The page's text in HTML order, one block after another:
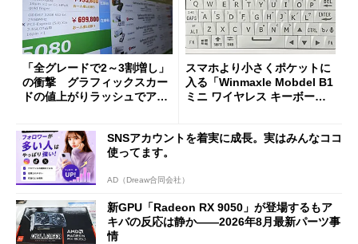
「全グレードで2～3割増し」
の衝撃 グラフィックスカー
ドの値上がりラッシュでアキ
スマホより小さくポケットに
入る「Winmaxle Mobdel B1
ミニ ワイヤレス キーボー
SNSアカウントを着実に成長。実はみんなココ
使ってます。
AD（Dreaw合同会社）
新GPU「Radeon RX 9050」が登場するもア
キバの反応は静か――2026年8月最新パーツ事
情